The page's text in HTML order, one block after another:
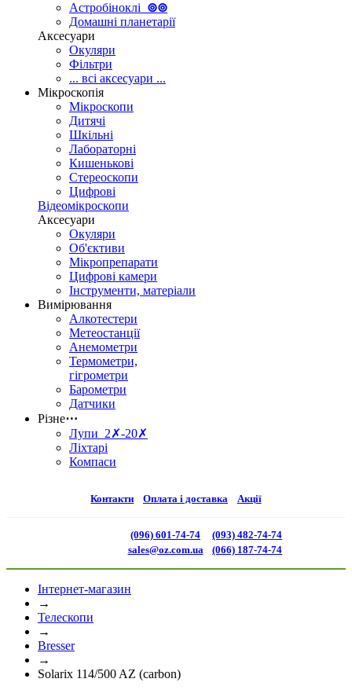
Астробіноклі ⊚⊚
Домашні планетарії
Аксесуари
Окуляри
Фільтри
... всі аксесуари ...
Мікроскопія
Мікроскопи
Дитячі
Шкільні
Лабораторні
Кишенькові
Стереоскопи
Цифрові
Відеомікроскопи
Аксесуари
Окуляри
Об'єктиви
Мікропрепарати
Цифрові камери
Інструменти, матеріали
Вимірювання
Алкотестери
Метеостанції
Анемометри
Термометри,
гігрометри
Барометри
Датчики
Різне⋯
Лупи 2✗-20✗
Ліхтарі
Компаси
Контакти Оплата і доставка Акції
(096) 601-74-74
sales@oz.com.ua
(093) 482-74-74
(066) 187-74-74
Інтернет-магазин
→
Телескопи
→
Bresser
→
Solarix 114/500 AZ (carbon)